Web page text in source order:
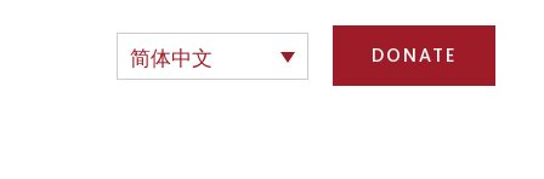
简体中文 DONATE